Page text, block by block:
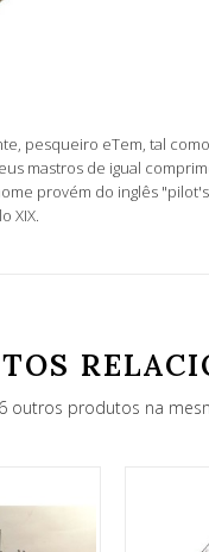
pesqueiro eTem, tal
mastros de igual
provém do inglês
XIX.
outros produtos na